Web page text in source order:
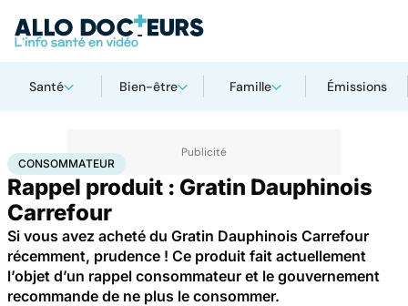
Santé Bien-être Famille Émissions
AccueilSantéConsommateur
CONSOMMATEUR
Rappel produit : Gratin Dauphinois
Carrefour
Si vous avez acheté du Gratin Dauphinois Carrefour
récemment, prudence ! Ce produit fait actuellement
l’objet d’un rappel consommateur et le gouvernement
recommande de ne plus le consommer.